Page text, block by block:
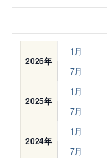
2026年
1月
7月
2025年
1月
7月
2024年
1月
7月